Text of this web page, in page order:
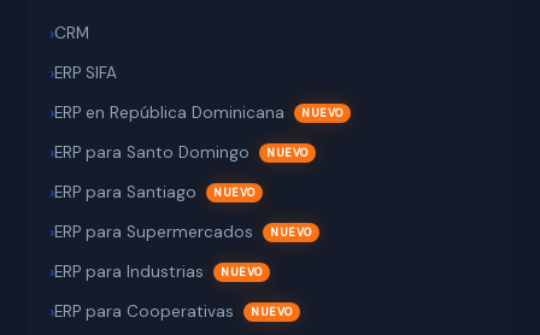
CRM
ERP SIFA
ERP en República Dominicana
ERP para Santo Domingo
ERP para Santiago
ERP para Supermercados
ERP para Industrias
ERP para Cooperativas